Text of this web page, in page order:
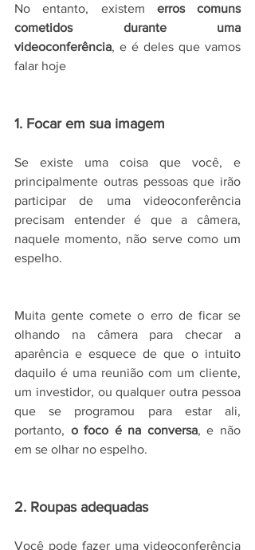
No entanto, existem erros comuns
cometidos durante uma
videoconferência, e é deles que vamos
falar hoje
1. Focar em sua imagem
Se existe uma coisa que você, e
principalmente outras pessoas que irão
participar de uma videoconferência
precisam entender é que a câmera,
naquele momento, não serve como um
espelho.
Muita gente comete o erro de ficar se
olhando na câmera para checar a
aparência e esquece de que o intuito
daquilo é uma reunião com um cliente,
um investidor, ou qualquer outra pessoa
que se programou para estar ali,
portanto, o foco é na conversa, e não
em se olhar no espelho.
2. Roupas adequadas
Você pode fazer uma videoconferência